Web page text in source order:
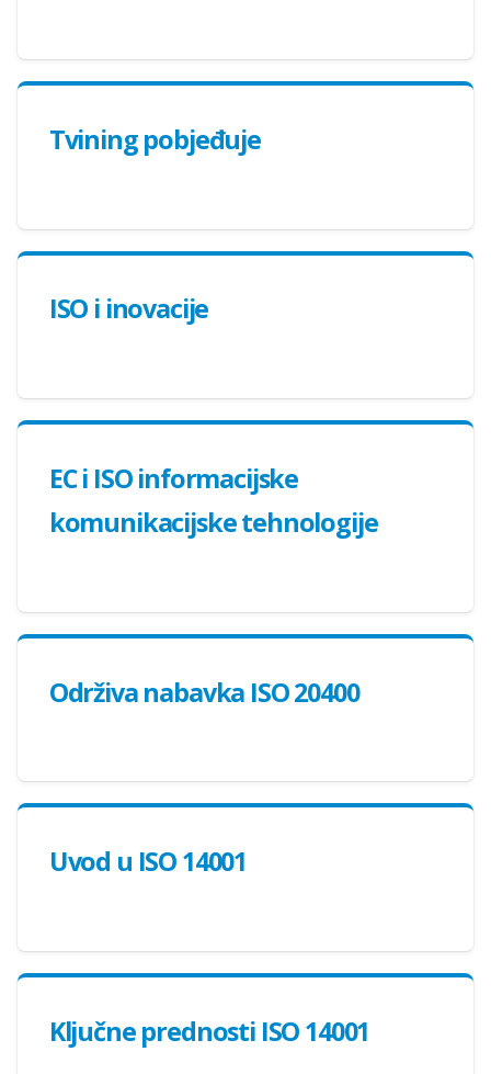
Tvining pobjeđuje
ISO i inovacije
EC i ISO informacijske
komunikacijske tehnologije
Održiva nabavka ISO 20400
Uvod u ISO 14001
Ključne prednosti ISO 14001